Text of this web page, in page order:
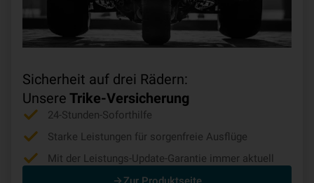
Sicherheit auf drei Rädern:
Unsere Trike-Versicherung
24-Stunden-Soforthilfe
Starke Leistungen für sorgenfreie Ausflüge
Mit der Leistungs-Update-Garantie immer aktuell